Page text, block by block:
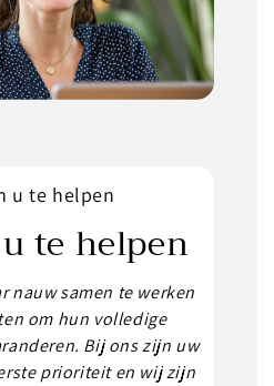
u te helpen
te helpen
nauw samen te werken
om hun volledige
Bij ons zijn uw
prioriteit en wij zijn